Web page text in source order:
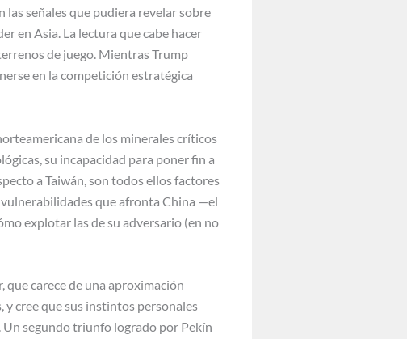
señales que pudiera revelar sobre
en Asia. La lectura que cabe hacer
de juego. Mientras Trump
en la competición estratégica
de los minerales críticos
su incapacidad para poner fin a
a Taiwán, son todos ellos factores
que afronta China —el
explotar las de su adversario (en no
carece de una aproximación
y cree que sus instintos personales
segundo triunfo logrado por Pekín